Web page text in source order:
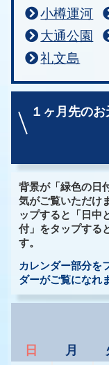
小樽運河
大通公園
礼文島
１ヶ月先のお
背景が「緑色の日
気がご覧いただけ
ップすると「日中
付」をタップする
す。
カレンダー部分を
ダーがご覧になれ
日 月